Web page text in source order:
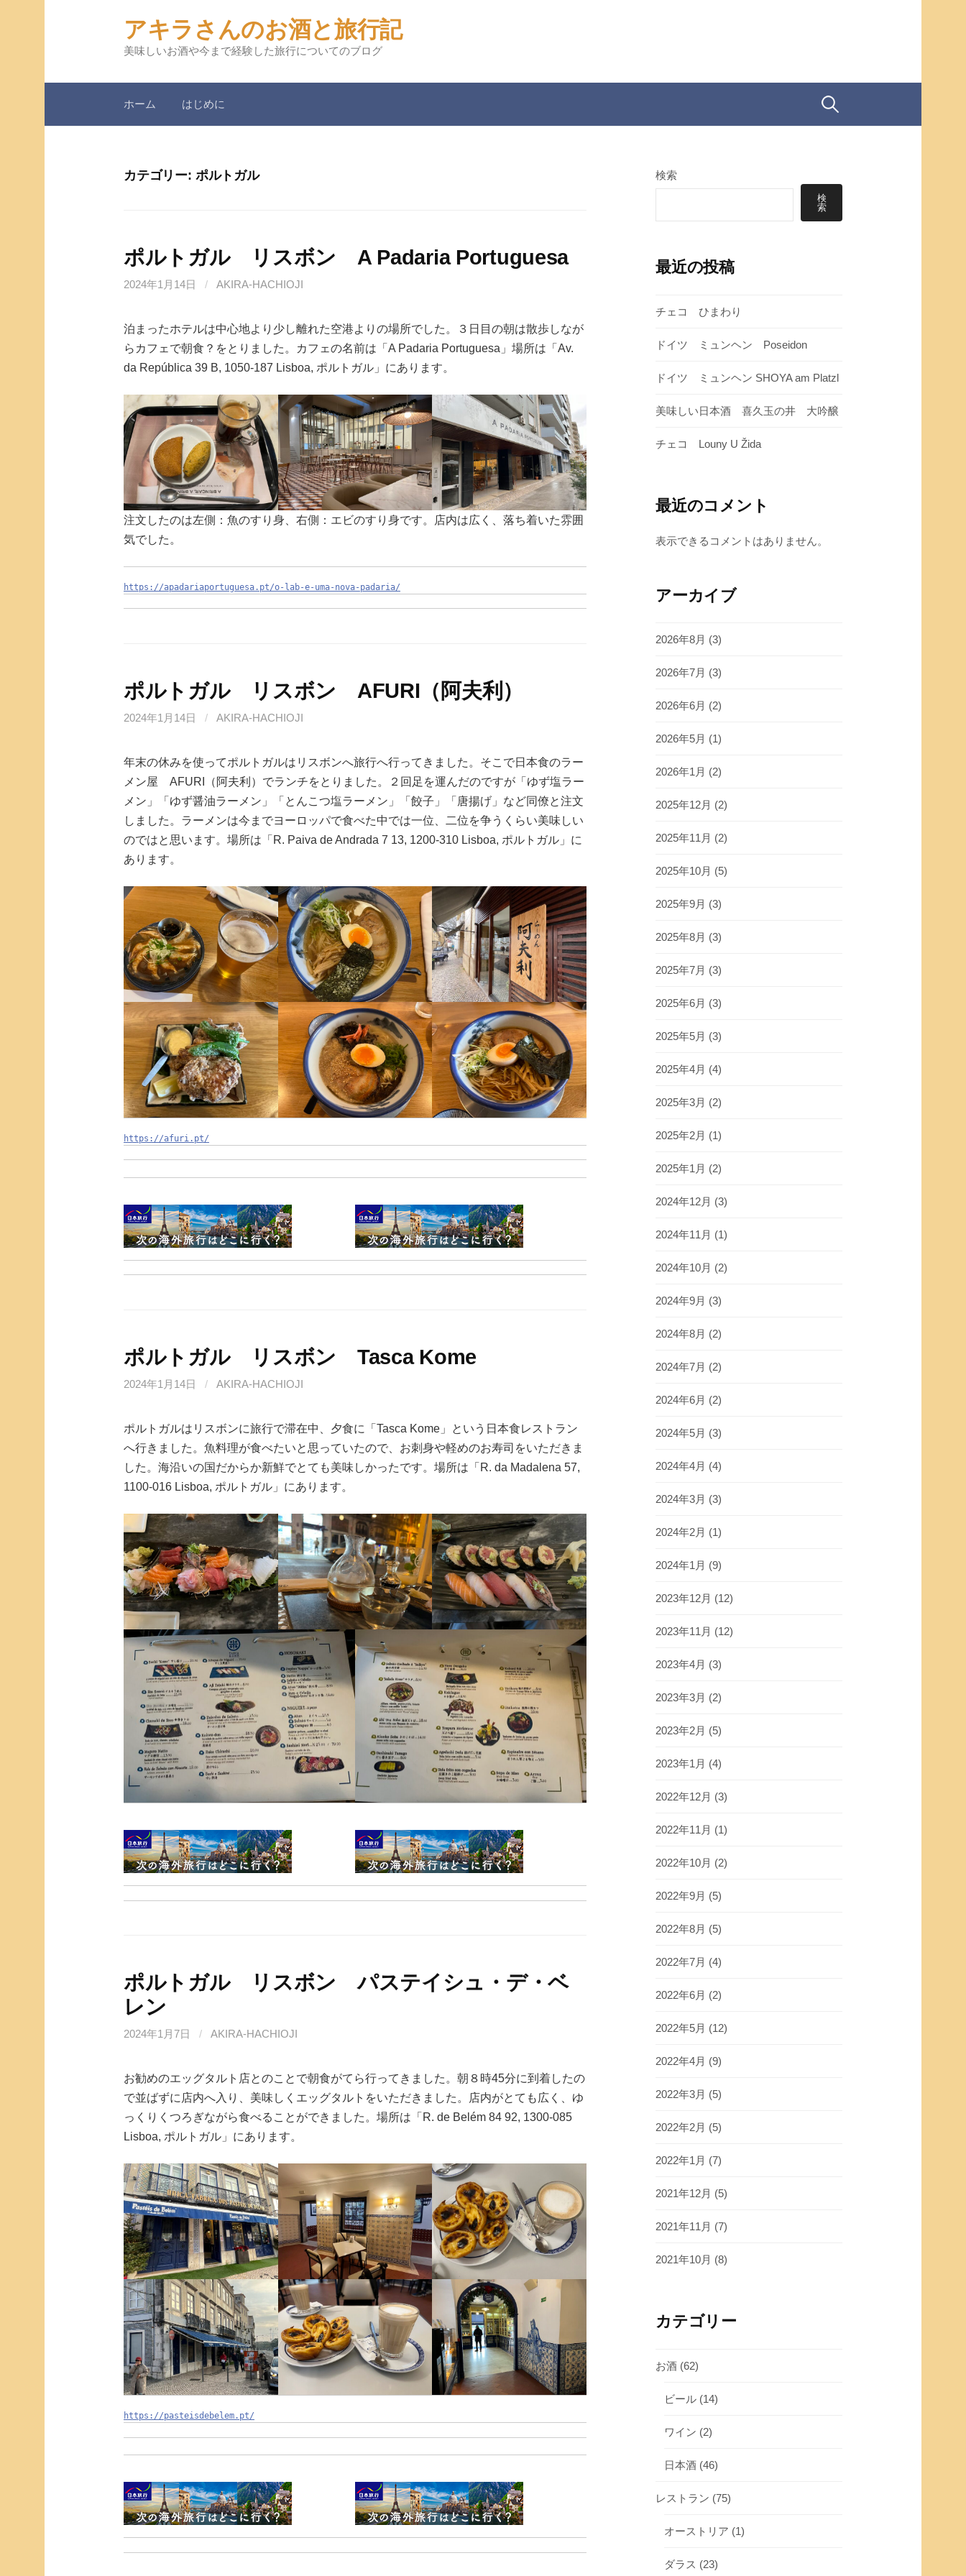
ツ
ス
アキラさんのお酒と旅行記
美味しいお酒や今まで経験した旅行についてのブログ
ホーム はじめに 検
カテゴリー: ポルトガル
ポルトガル リスボン A Padaria Portuguesa
2024年1月14日 / AKIRA-HACHIOJI
泊まったホテルは中心地より少し離れた空港よりの場所でした。３日目の朝は散歩しなが
らカフェで朝食？をとりました。カフェの名前は「A Padaria Portuguesa」場所は「Av.
da República 39 B, 1050-187 Lisboa, ポルトガル」にあります。
注文したのは左側：魚のすり身、右側：エビのすり身です。店内は広く、落ち着いた雰囲
気でした。
https://apadariaportuguesa.pt/o-lab-e-uma-nova-padaria/
ポルトガル リスボン AFURI（阿夫利）
2024年1月14日 / AKIRA-HACHIOJI
年末の休みを使ってポルトガルはリスボンへ旅行へ行ってきました。そこで日本食のラー
メン屋 AFURI（阿夫利）でランチをとりました。２回足を運んだのですが「ゆず塩ラー
メン」「ゆず醤油ラーメン」「とんこつ塩ラーメン」「餃子」「唐揚げ」など同僚と注文
しました。ラーメンは今までヨーロッパで食べた中では一位、二位を争うくらい美味しい
のではと思います。場所は「R. Paiva de Andrada 7 13, 1200-310 Lisboa, ポルトガル」に
あります。
https://afuri.pt/
ポルトガル リスボン Tasca Kome
2024年1月14日 / AKIRA-HACHIOJI
ポルトガルはリスボンに旅行で滞在中、夕食に「Tasca Kome」という日本食レストラン
へ行きました。魚料理が食べたいと思っていたので、お刺身や軽めのお寿司をいただきま
した。海沿いの国だからか新鮮でとても美味しかったです。場所は「R. da Madalena 57,
1100-016 Lisboa, ポルトガル」にあります。
ポルトガル リスボン パステイシュ・デ・ベ
レン
2024年1月7日 / AKIRA-HACHIOJI
お勧めのエッグタルト店とのことで朝食がてら行ってきました。朝８時45分に到着したの
で並ばずに店内へ入り、美味しくエッグタルトをいただきました。店内がとても広く、ゆ
っくりくつろぎながら食べることができました。場所は「R. de Belém 84 92, 1300-085
Lisboa, ポルトガル」にあります。
https://pasteisdebelem.pt/
検索
検
索
最近の投稿
チェコ ひまわり
ドイツ ミュンヘン Poseidon
ドイツ ミュンヘン SHOYA am Platzl
美味しい日本酒 喜久玉の井 大吟醸
チェコ Louny U Žida
最近のコメント
表示できるコメントはありません。
アーカイブ
2026年8月 (3)
2026年7月 (3)
2026年6月 (2)
2026年5月 (1)
2026年1月 (2)
2025年12月 (2)
2025年11月 (2)
2025年10月 (5)
2025年9月 (3)
2025年8月 (3)
2025年7月 (3)
2025年6月 (3)
2025年5月 (3)
2025年4月 (4)
2025年3月 (2)
2025年2月 (1)
2025年1月 (2)
2024年12月 (3)
2024年11月 (1)
2024年10月 (2)
2024年9月 (3)
2024年8月 (2)
2024年7月 (2)
2024年6月 (2)
2024年5月 (3)
2024年4月 (4)
2024年3月 (3)
2024年2月 (1)
2024年1月 (9)
2023年12月 (12)
2023年11月 (12)
2023年4月 (3)
2023年3月 (2)
2023年2月 (5)
2023年1月 (4)
2022年12月 (3)
2022年11月 (1)
2022年10月 (2)
2022年9月 (5)
2022年8月 (5)
2022年7月 (4)
2022年6月 (2)
2022年5月 (12)
2022年4月 (9)
2022年3月 (5)
2022年2月 (5)
2022年1月 (7)
2021年12月 (5)
2021年11月 (7)
2021年10月 (8)
カテゴリー
お酒 (62)
ビール (14)
ワイン (2)
日本酒 (46)
レストラン (75)
オーストリア (1)
ダラス (23)